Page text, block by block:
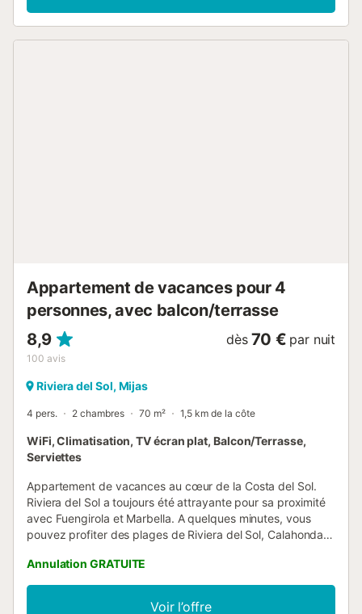
Appartement de vacances pour 4
personnes, avec balcon/terrasse
8,9
100 avis
dès 70 € par nuit
Riviera del Sol, Mijas
4 pers. 2 chambres 70 m² 1,5 km de la côte
WiFi, Climatisation, TV écran plat, Balcon/Terrasse,
Serviettes
Appartement de vacances au cœur de la Costa del Sol.
Riviera del Sol a toujours été attrayante pour sa proximité
avec Fuengirola et Marbella. A quelques minutes, vous
pouvez profiter des plages de Riviera del Sol, Calahonda
Appartement avec jardin et accès direct à la piscine
communale....
Annulation GRATUITE
Voir l’offre